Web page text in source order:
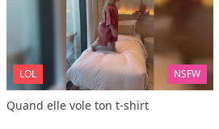
LOL NSFW
Quand elle vole ton t-shirt